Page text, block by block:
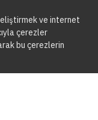
ve internet
çerezler
bu çerezlerin